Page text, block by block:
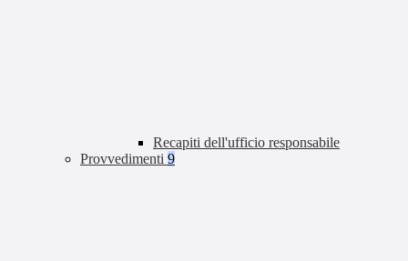
Recapiti dell'ufficio responsabile
Provvedimenti 9